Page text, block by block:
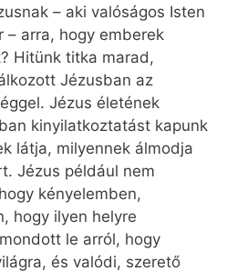
– aki valóságos Isten
– arra, hogy emberek
Hitünk titka marad,
Jézusban az
Jézus életének
kinyilatkoztatást kapunk
látja, milyennek álmodja
Jézus például nem
kényelemben,
hogy ilyen helyre
le arról, hogy
és valódi, szerető